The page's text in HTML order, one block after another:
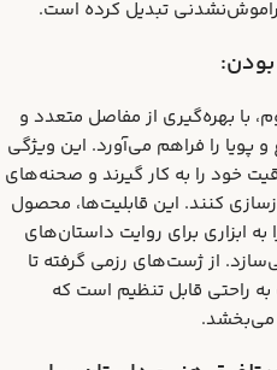
تبدیل کرده است.
با بهره‌گیری از مفاصل متعدد و
پویا را فراهم می‌آورد. این ویژگی
خود را به کار گیرند و صحنه‌های
کنند. این قابلیت‌ها، محصول
به ابزاری برای روایت داستان‌های
از ژست‌های رزمی گرفته تا
راحتی قابل تنظیم است که
می‌بخشد.